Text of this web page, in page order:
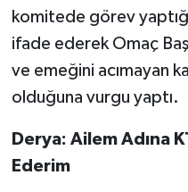
komitede görev
ifade ederek Omaç
ve emeğini acımayan
olduğuna vurgu yaptı.
Derya: Ailem Adına
Ederim